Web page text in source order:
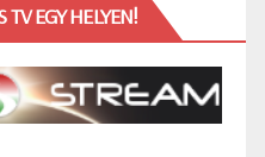
TV EGY HELYEN!